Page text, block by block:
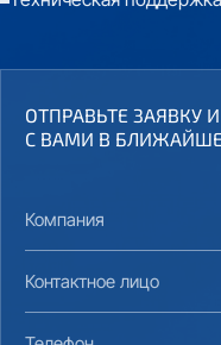
ОТПРАВЬТЕ ЗАЯВКУ
С ВАМИ В